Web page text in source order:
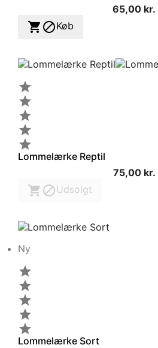
65,00 kr.
 Køb





Lommelærke Reptil
75,00 kr.
 Udsolgt
Ny





Lommelærke Sort